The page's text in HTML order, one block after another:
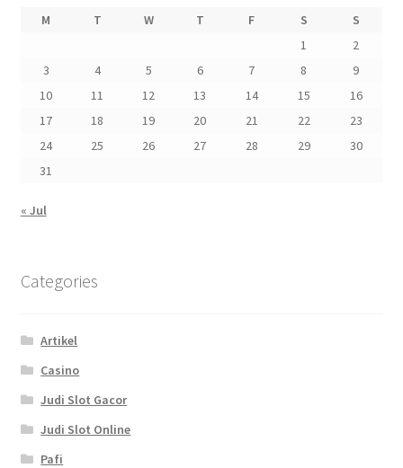
M T W T F S
S
1
2
3
4 5 6 7 8
9
10
11 12 13 14 15
16
17
18 19 20 21 22
23
24
25 26 27 28 29
30
31
« Jul
Categories
Artikel
Casino
Judi Slot Gacor
Judi Slot Online
Pafi